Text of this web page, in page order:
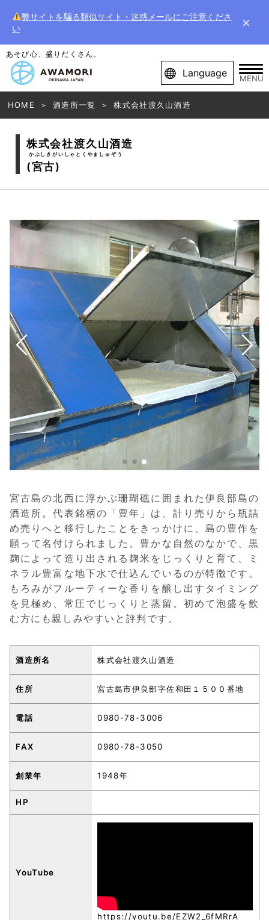
弊サイトを騙る類似サイト・迷惑メールにご注意くださ
い
×
あそび心、盛りだくさん。
Language MENU
HOME 酒造所一覧 株式会社渡久山酒造
株式会社渡久山酒造
かぶしきがいしゃとくやましゅぞう
(宮古)
宮古島の北西に浮かぶ珊瑚礁に囲まれた伊良部島の
酒造所。代表銘柄の「豊年」は、計り売りから瓶詰
め売りへと移行したことをきっかけに、島の豊作を
願って名付けられました。豊かな自然のなかで、黒
麹によって造り出される麹米をじっくりと育て、ミ
ネラル豊富な地下水で仕込んでいるのが特徴です。
もろみがフルーティーな香りを醸し出すタイミング
を見極め、常圧でじっくりと蒸留。初めて泡盛を飲
む方にも親しみやすいと評判です。
酒造所名 株式会社渡久山酒造
住所 宮古島市伊良部字佐和田１５００番地
電話 0980-78-3006
FAX 0980-78-3050
創業年 1948年
HP
YouTube
https://youtu.be/EZW2_6fMRrA